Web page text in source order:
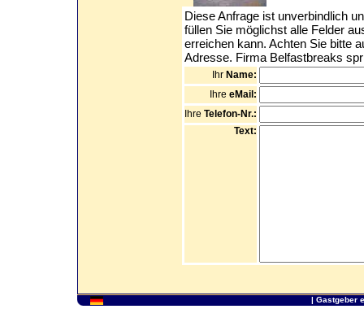
Diese Anfrage ist unverbindlich
füllen Sie möglichst alle Felder
erreichen kann. Achten Sie bitte
Adresse. Firma Belfastbreaks
Ihr Name:
Ihre eMail:
Ihre Telefon-Nr.:
Text:
| Gastgeber